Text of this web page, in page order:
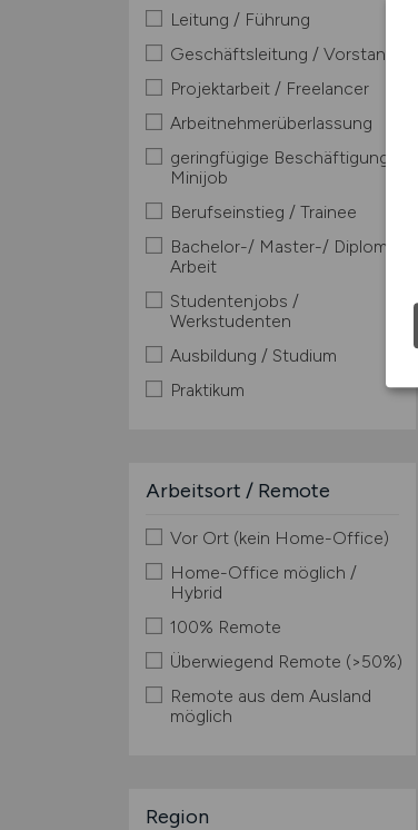
Leitung / Führung
Geschäftsleitung / Vorstand
Projektarbeit / Freelancer
Arbeitnehmerüberlassung
geringfügige Beschäftigung /
Minijob
Berufseinstieg / Trainee
Bachelor-/ Master-/ Diplom-
Arbeit
Studentenjobs /
Werkstudenten
Ausbildung / Studium
Praktikum
Arbeitsort / Remote
Vor Ort (kein Home-Office)
Home-Office möglich /
Hybrid
100% Remote
Überwiegend Remote (>50%)
Remote aus dem Ausland
möglich
Region